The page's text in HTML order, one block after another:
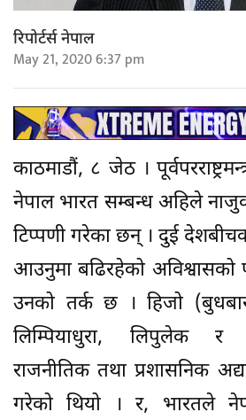
रिपोर्टर्स नेपाल
May 21, 2020 6:37 pm
काठमाडौं, ८ जेठ ।
नेपाल भारत सम्बन्ध अहिले
टिप्पणी गरेका छन् । दुई
आउनुमा बढिरहेको अविश्वासको
उनको तर्क छ । हिजो
लिम्पियाधुरा, लिपुलेक र
राजनीतिक तथा प्रशासनिक
गरेको थियो । र, भारतले